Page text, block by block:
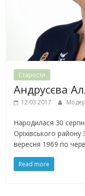
Старости
Андрусєва
12.03.2017
Народилася 30
Оріхівського району
вересня 1969 по
Read more